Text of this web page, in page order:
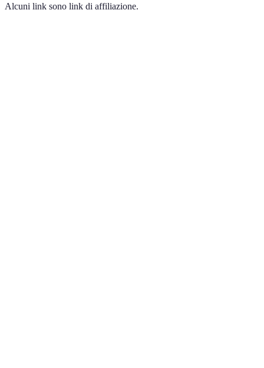
Alcuni link sono link di affiliazione.